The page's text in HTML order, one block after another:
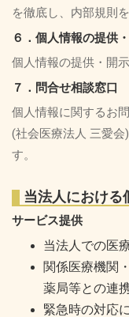
を徹底し、内部規則
６．個人情報の提供
個人情報の提供・開
７．問合せ相談窓口
個人情報に関するお
(社会医療法人 三愛会
す。
当法人における
サービス提供
当法人での医
関係医療機関
薬局等との連
緊急時の対応